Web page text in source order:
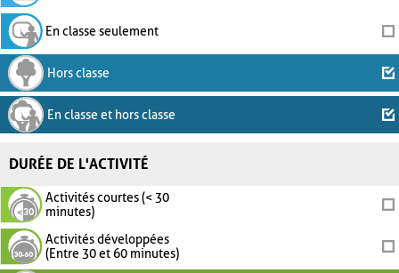
En classe seulement
Hors classe
En classe et hors classe
DURÉE DE L'ACTIVITÉ
Activités courtes (< 30
minutes)
Activités développées
(Entre 30 et 60 minutes)